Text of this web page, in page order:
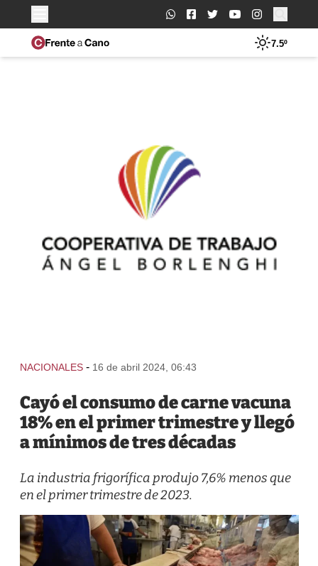
Buscar:
7.5º
NACIONALES - 16 de abril 2024, 06:43
Cayó el consumo de carne vacuna
18% en el primer trimestre y llegó
a mínimos de tres décadas
La industria frigorífica produjo 7,6% menos que
en el primer trimestre de 2023.